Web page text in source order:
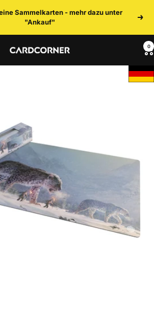
Sammelkarten - mehr dazu unter
"Ankauf"
CARDCORNER 0